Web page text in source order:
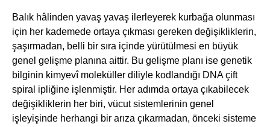
Balık hâlinden yavaş yavaş ilerleyerek kurbağa olunması
için her kademede ortaya çıkması gereken değişikliklerin,
şaşırmadan, belli bir sıra içinde yürütülmesi en büyük
genel gelişme planına aittir. Bu gelişme planı ise genetik
bilginin kimyevî moleküller diliyle kodlandığı DNA çift
spiral ipliğine işlenmiştir. Her adımda ortaya çıkabilecek
değişikliklerin her biri, vücut sistemlerinin genel
işleyişinde herhangi bir arıza çıkarmadan, önceki sisteme